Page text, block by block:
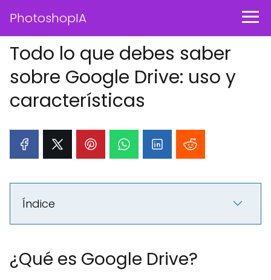
PhotoshopIA
Todo lo que debes saber
sobre Google Drive: uso y
características
Índice
¿Qué es Google Drive?